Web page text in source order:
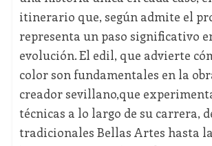
itinerario que, según admite el
representa un paso significativo
evolución. El edil, que advierte
color son fundamentales en la
creador sevillano,que
técnicas a lo largo de su carrera,
tradicionales Bellas Artes hasta